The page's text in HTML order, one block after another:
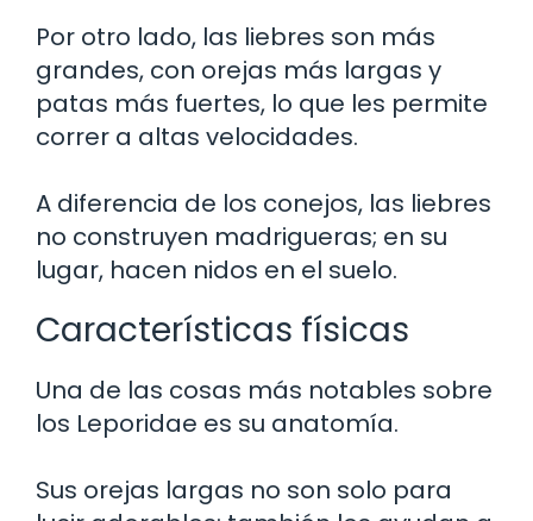
Por otro lado, las liebres son más
grandes, con orejas más largas y
patas más fuertes, lo que les permite
correr a altas velocidades.
A diferencia de los conejos, las liebres
no construyen madrigueras; en su
lugar, hacen nidos en el suelo.
Características físicas
Una de las cosas más notables sobre
los Leporidae es su anatomía.
Sus orejas largas no son solo para